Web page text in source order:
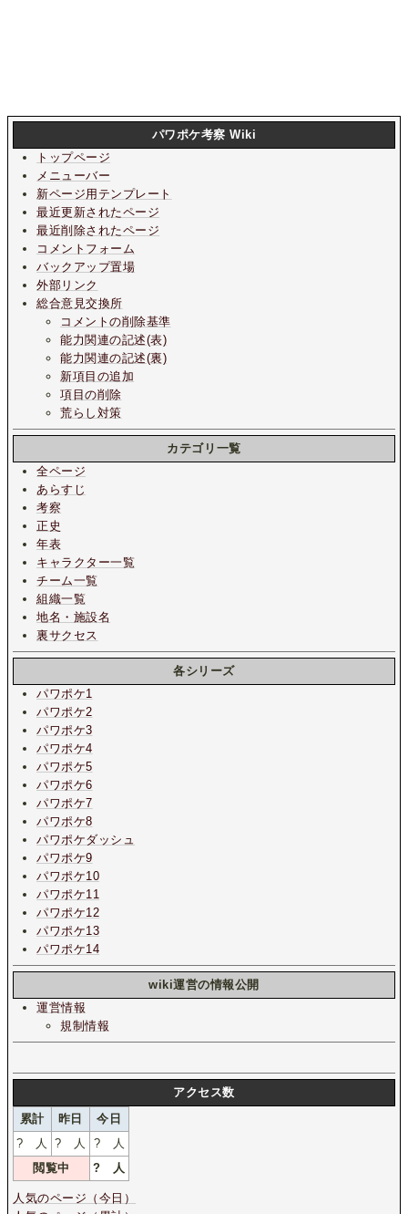
パワポケ考察 Wiki
トップページ
メニューバー
新ページ用テンプレート
最近更新されたページ
最近削除されたページ
コメントフォーム
バックアップ置場
外部リンク
総合意見交換所
コメントの削除基準
能力関連の記述(表)
能力関連の記述(裏)
新項目の追加
項目の削除
荒らし対策
カテゴリ一覧
全ページ
あらすじ
考察
正史
年表
キャラクター一覧
チーム一覧
組織一覧
地名・施設名
裏サクセス
各シリーズ
パワポケ1
パワポケ2
パワポケ3
パワポケ4
パワポケ5
パワポケ6
パワポケ7
パワポケ8
パワポケダッシュ
パワポケ9
パワポケ10
パワポケ11
パワポケ12
パワポケ13
パワポケ14
wiki運営の情報公開
運営情報
規制情報
アクセス数
累計
昨日
今日
? 人 ? 人 ? 人
閲覧中
? 人
人気のページ（今日）